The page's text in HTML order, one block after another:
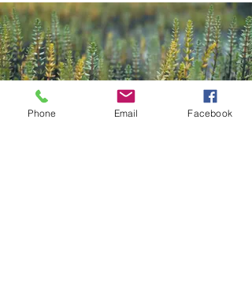
Phone Email Facebook